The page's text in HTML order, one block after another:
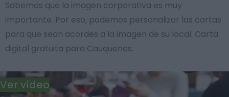
Sabemos que la imagen corporativa es muy
importante. Por eso, podemos personalizar las cartas
para que sean acordes a la imagen de su local. Carta
digital gratuita para Cauquenes.
Ver vídeo